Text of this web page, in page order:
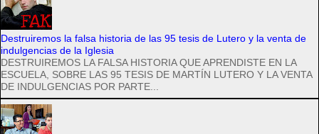
Destruiremos la falsa historia de las 95 tesis de Lutero y la venta de
indulgencias de la Iglesia
DESTRUIREMOS LA FALSA HISTORIA QUE APRENDISTE EN LA
ESCUELA, SOBRE LAS 95 TESIS DE MARTÍN LUTERO Y LA VENTA
DE INDULGENCIAS POR PARTE...